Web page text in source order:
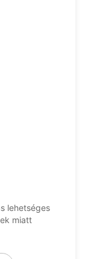
lehetséges
miatt